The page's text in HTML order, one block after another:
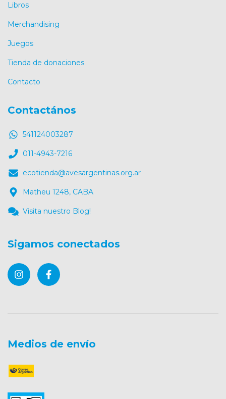
Libros
Merchandising
Juegos
Tienda de donaciones
Contacto
Contactános
541124003287
011-4943-7216
ecotienda@avesargentinas.org.ar
Matheu 1248, CABA
Visita nuestro Blog!
Sigamos conectados
Medios de envío